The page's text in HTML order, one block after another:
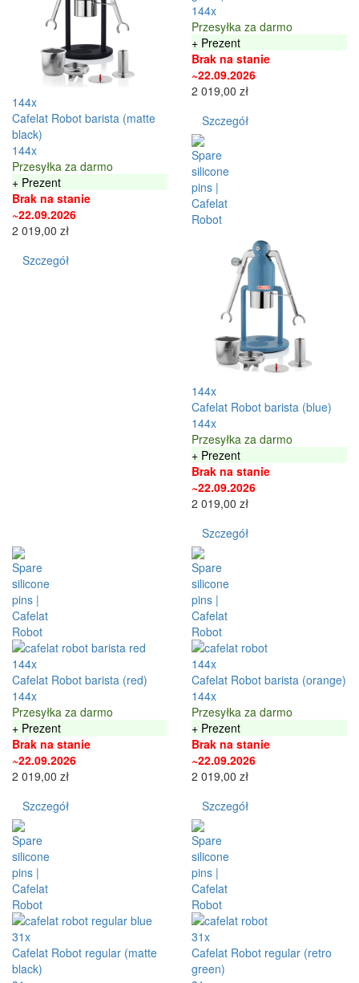
144x
Cafelat Robot barista (matte
black)
144x
Przesyłka za darmo
+ Prezent
Brak na stanie
~22.09.2026
2 019,00 zł
Szczegół
144x
Przesyłka za darmo
+ Prezent
Brak na stanie
~22.09.2026
2 019,00 zł
Szczegół
144x
Cafelat Robot barista (blue)
144x
Przesyłka za darmo
+ Prezent
Brak na stanie
~22.09.2026
2 019,00 zł
Szczegół
144x
Cafelat Robot barista (red)
144x
Przesyłka za darmo
+ Prezent
Brak na stanie
~22.09.2026
2 019,00 zł
Szczegół
144x
Cafelat Robot barista (orange)
144x
Przesyłka za darmo
+ Prezent
Brak na stanie
~22.09.2026
2 019,00 zł
Szczegół
31x
Cafelat Robot regular (matte
black)
31x
Cafelat Robot regular (retro
green)